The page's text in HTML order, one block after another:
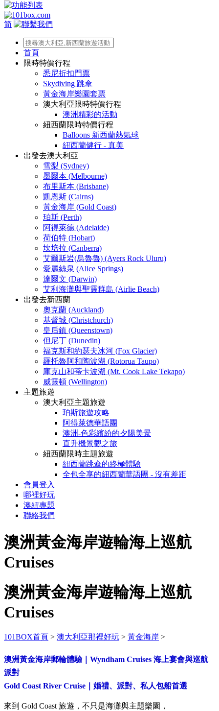
简
首頁
限時特價行程
悉尼折扣門票
Skydiving 跳傘
黃金海岸樂園套票
澳大利亞限時特價行程
澳洲精彩的活動
紐西蘭限時特價行程
Balloons 新西蘭熱氣球
紐西蘭健行 - 真美
出發去澳大利亞
雪梨 (Sydney)
墨爾本 (Melbourne)
布里斯本 (Brisbane)
凱恩斯 (Cairns)
黃金海岸 (Gold Coast)
珀斯 (Perth)
阿得萊德 (Adelaide)
荷伯特 (Hobart)
坎培拉 (Canberra)
艾爾斯岩(烏魯魯) (Ayers Rock Uluru)
愛麗絲泉 (Alice Springs)
達爾文 (Darwin)
艾利海灘與聖靈群島 (Airlie Beach)
出發去新西蘭
奧克蘭 (Auckland)
基督城 (Christchurch)
皇后鎮 (Queenstown)
但尼丁 (Dunedin)
福克斯和約瑟夫冰河 (Fox Glacier)
羅托魯阿和陶波湖 (Rotorua Taupo)
庫克山和蒂卡波湖 (Mt. Cook Lake Tekapo)
威靈頓 (Wellington)
主題旅遊
澳大利亞主題旅遊
珀斯旅遊攻略
阿得萊德華語團
澳洲-色彩繽紛的夕陽美景
直升機景觀之旅
紐西蘭限時主題旅遊
紐西蘭跳傘的終極體驗
全包全享的紐西蘭華語團 - 沒有差距
會員登入
哪裡好玩
澳紐專題
聯絡我們
澳洲黃金海岸遊輪海上巡航
Cruises
澳洲黃金海岸遊輪海上巡航
Cruises
101BOX首頁 > 澳大利亞那裡好玩 > 黃金海岸 >
澳洲黃金海岸郵輪體驗｜Wyndham Cruises 海上宴會與巡航
派對
Gold Coast River Cruise｜婚禮、派對、私人包船首選
來到 Gold Coast 旅遊，不只是海灘與主題樂園，